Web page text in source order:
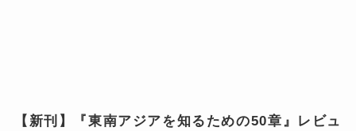
【新刊】『東南アジアを知るための50章』レビュ